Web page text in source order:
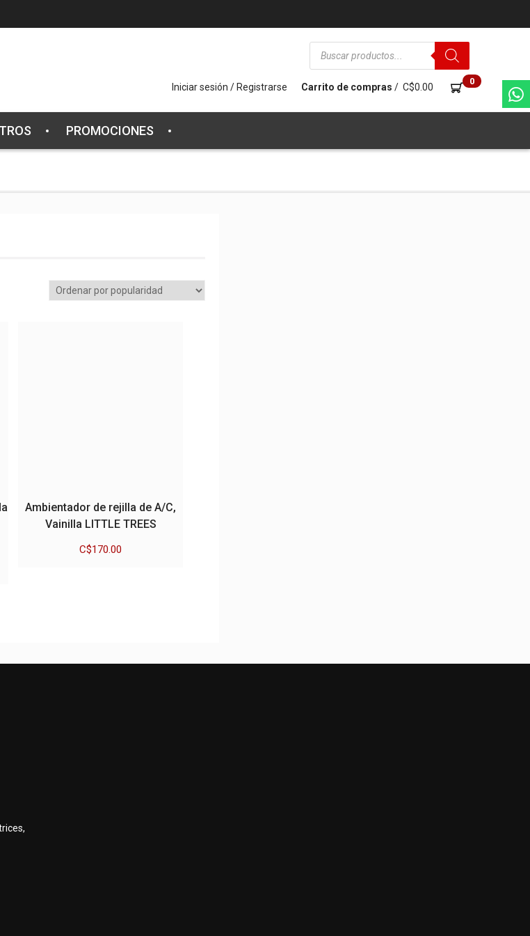
Búsqueda
de
productos
Iniciar sesión / Registrarse Carrito de compras / C$0.00
0
PROMOCIONES
Ambientador de rejilla de A/C,
Vainilla LITTLE TREES
C$170.00